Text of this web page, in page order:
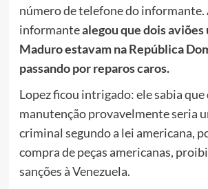
número de telefone do informante.
informantealegou que dois aviões
Maduro estavam na República
passando por reparos caros.
Lopez ficou intrigado: ele sabia
manutenção provavelmente seria
criminal segundo a lei americana,
compra de peças americanas,
sanções à Venezuela.